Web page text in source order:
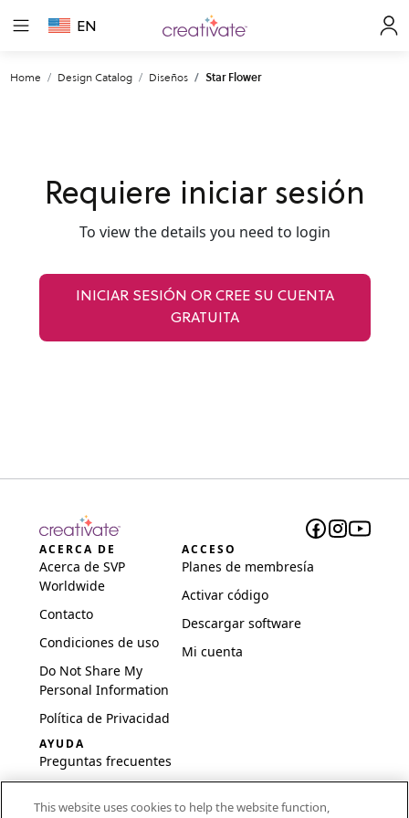
EN
Home Design Catalog Diseños Star Flower
Requiere iniciar sesión
To view the details you need to login
INICIAR SESIÓN OR CREE SU CUENTA
GRATUITA
ACERCA DE
Acerca de SVP
Worldwide
Contacto
Condiciones de uso
Do Not Share My
Personal Information
Política de Privacidad
ACCESO
Planes de membresía
Activar código
Descargar software
Mi cuenta
AYUDA
Preguntas frecuentes
configuración
This website uses cookies to help the website function,